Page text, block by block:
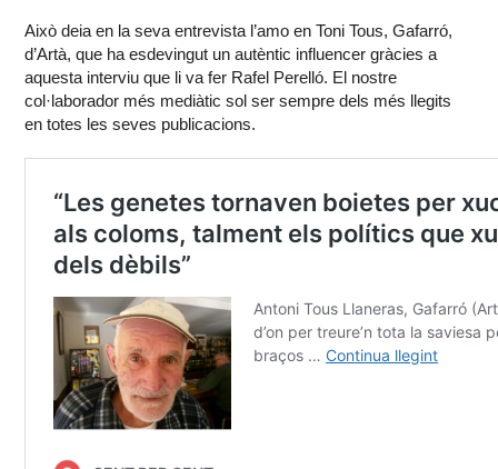
Això deia en la seva entrevista l’amo en Toni Tous, Gafarró,
d’Artà, que ha esdevingut un autèntic influencer gràcies a
aquesta interviu que li va fer Rafel Perelló. El nostre
col·laborador més mediàtic sol ser sempre dels més llegits
en totes les seves publicacions.